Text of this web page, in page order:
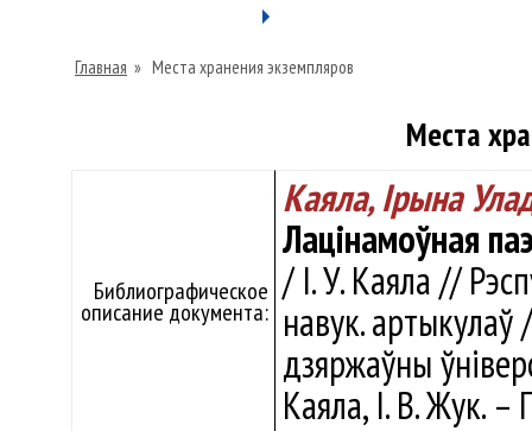
Главная » Места хранения экземпляров
Места
Библиографическое
описание документа:
Каяла, Ірына
Лацінамоўная
/ І. У. Каяла //
навук. артыкулаў
дзяржаўны
Каяла, І. В. Жук.